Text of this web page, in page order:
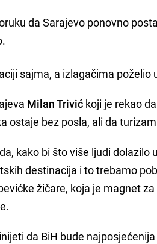
da Sarajevo ponovno
sajma, a izlagačima poželio
Milan Trivić koji je rekao
ostaje bez posla, ali da
kako bi što više ljudi dolazilo
destinacija i to trebamo
žičare, koja je magnet
da BiH bude